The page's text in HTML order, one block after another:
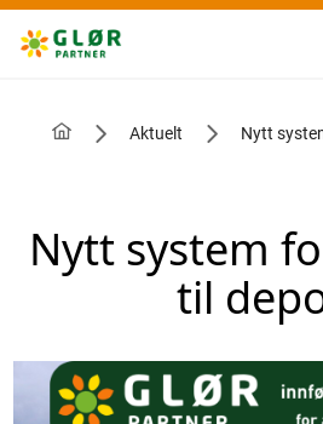
Aktuelt Nytt
Nytt system
til